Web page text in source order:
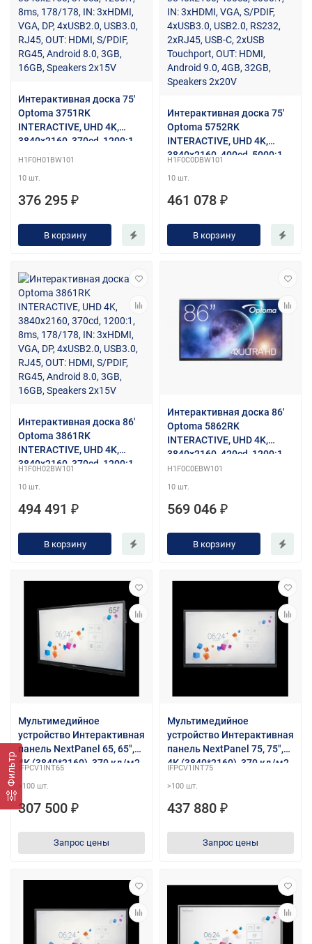
Фильтр
Интерактивная доска 75'
Optoma 3751RK
INTERACTIVE, UHD 4K,
3840x2160, 370cd, 1200:1,
8ms, 178/178, IN: 3xHDMI,
RJ45, OUT: HDMI, S/PDIF,
RG45, Android 8.0, 3GB,
H1F0H01BW101
10 шт.
376 295 ₽
В корзину
Интерактивная доска 75'
Optoma 5752RK
INTERACTIVE, UHD 4K,
3840x2160, 400cd, 5000:1,
4xUSB3.0, USB2.0, RS232,
2xRJ45, USB-C, 2xUSB
Android 9.0, 4GB, 32GB,
Speakers 2x20V
H1F0C0DBW101
10 шт.
461 078 ₽
В корзину
Интерактивная доска 86'
Optoma 3861RK
INTERACTIVE, UHD 4K,
3840x2160, 370cd, 1200:1,
VGA, DP, 4xUSB2.0, USB3.0,
RJ45, OUT: HDMI, S/PDIF,
16GB, Speakers 2x15V
H1F0H02BW101
10 шт.
494 491 ₽
В корзину
Интерактивная доска 86'
Optoma 5862RK
INTERACTIVE, UHD 4K,
3840x2160, 420cd, 1200:1,
IN: 3xHDMI, VGA, S/PDIF,
4xUSB3.0, USB2.0, RS232,
Touchport, OUT: HDMI,
Speakers 2x20V
H1F0C0EBW101
10 шт.
569 046 ₽
В корзину
Мультимедийное
устройство Интерактивная
панель NextPanel 65, 65",
4К (3840*2160), 370 кд/м2,
касаний, Wi-Fi, Android 8.0.
IFPCV1INT65
>100 шт.
307 500 ₽
Запрос цены
Мультимедийное
устройство Интерактивная
панель NextPanel 75, 75",
4К (3840*2160), 370 кд/м2,
касаний, Wi-Fi, Android 8.0.
IFPCV1INT75
>100 шт.
437 880 ₽
Запрос цены